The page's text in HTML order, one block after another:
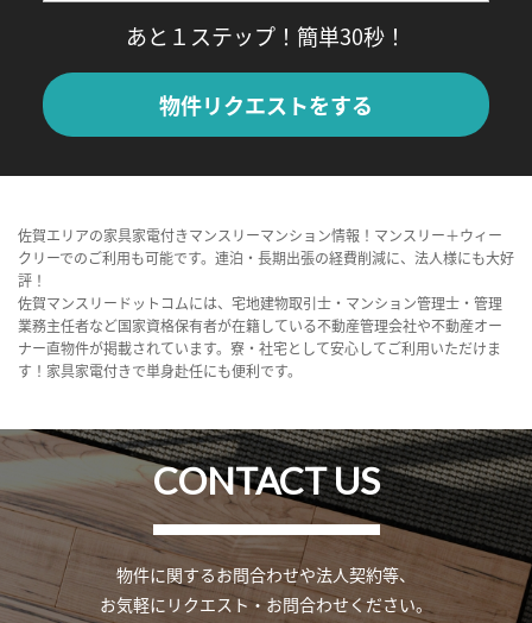
あと１ステップ！簡単30秒！
物件リクエストをする
佐賀エリアの家具家電付きマンスリーマンション情報！マンスリー＋ウィー
クリーでのご利用も可能です。連泊・長期出張の経費削減に、法人様にも大好
評！
佐賀マンスリードットコムには、宅地建物取引士・マンション管理士・管理
業務主任者など国家資格保有者が在籍している不動産管理会社や不動産オー
ナー直物件が掲載されています。寮・社宅として安心してご利用いただけま
す！家具家電付きで単身赴任にも便利です。
CONTACT US
物件に関するお問合わせや法人契約等、
お気軽にリクエスト・お問合わせください。